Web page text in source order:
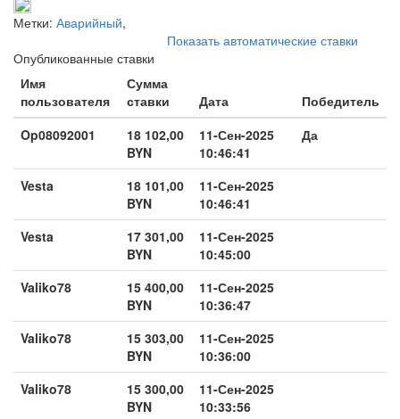
Метки: Аварийный,
Показать автоматические ставки
Опубликованные ставки
Имя
пользователя
Сумма
ставки
Дата
Победитель
Op08092001
18 102,00
BYN
11-Сен-2025
10:46:41
Да
Vesta
18 101,00
BYN
11-Сен-2025
10:46:41
Vesta
17 301,00
BYN
11-Сен-2025
10:45:00
Valiko78
15 400,00
BYN
11-Сен-2025
10:36:47
Valiko78
15 303,00
BYN
11-Сен-2025
10:36:00
Valiko78
15 300,00
BYN
11-Сен-2025
10:33:56